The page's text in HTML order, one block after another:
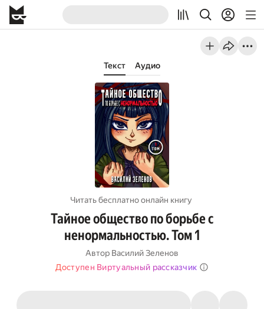
Текст Аудио
Читать бесплатно онлайн книгу
Тайное общество по борьбе с
ненормальностью. Том 1
Автор Василий Зеленов
Доступен Виртуальный рассказчик